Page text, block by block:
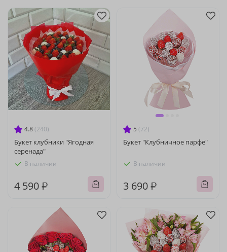
4.8 (240)
Букет клубники "Ягодная
серенада"
В наличии
4 590 ₽
5 (72)
Букет "Клубничное парфе"
В наличии
3 690 ₽